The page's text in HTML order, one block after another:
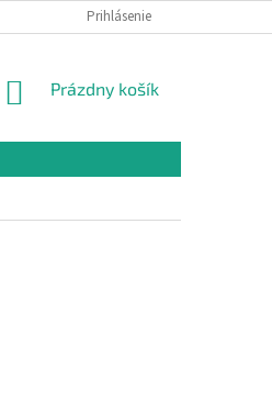
AKO NAKUPOVAŤ
Prihlásenie
NÁKUPNÝ
Prázdny košík